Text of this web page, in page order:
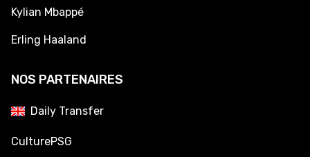
Kylian Mbappé
Erling Haaland
NOS PARTENAIRES
Daily Transfer
CulturePSG